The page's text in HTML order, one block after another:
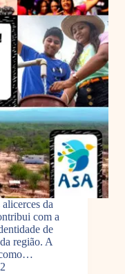
da
com a
de
região. A
como…